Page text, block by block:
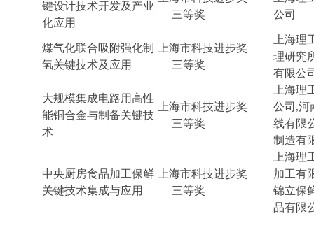
键设计技术开发及产业
化应用
三等奖
公司
煤气化联合吸附强化制
氢关键技术及应用
上海市科技进步奖
三等奖
上海理
理研究
有限公
大规模集成电路用高性
能铜合金与制备关键技
术
上海市科技进步奖
三等奖
上海理
公司,河
线有限
制造有
中央厨房食品加工保鲜
关键技术集成与应用
上海市科技进步奖
三等奖
上海理
加工有
锦立保
品有限